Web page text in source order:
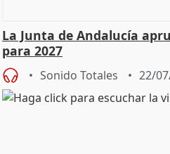
La Junta de Andalucía
para 2027
Sonido Totales 22/